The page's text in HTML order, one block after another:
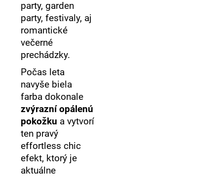
party, garden
party, festivaly, aj
romantické
večerné
prechádzky.
Počas leta
navyše biela
farba dokonale
zvýrazní opálenú
pokožku a vytvorí
ten pravý
effortless chic
efekt, ktorý je
aktuálne